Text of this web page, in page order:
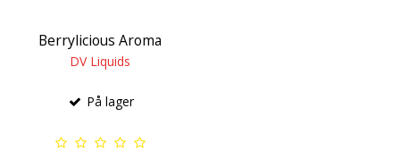
Berrylicious Aroma
DV Liquids
På lager